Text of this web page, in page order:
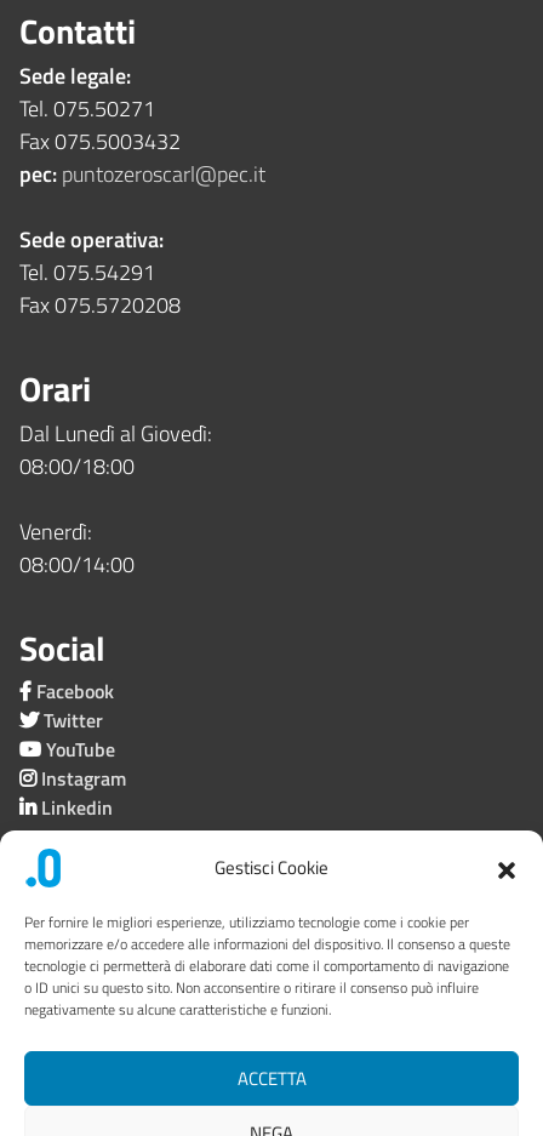
Gestisci Cookie
Per fornire le migliori esperienze, utilizziamo tecnologie come i cookie per
memorizzare e/o accedere alle informazioni del dispositivo. Il consenso a queste
tecnologie ci permetterà di elaborare dati come il comportamento di navigazione
o ID unici su questo sito. Non acconsentire o ritirare il consenso può influire
negativamente su alcune caratteristiche e funzioni.
ACCETTA
Contatti
Sede legale:
Tel. 075.50271
Fax 075.5003432
pec:puntozeroscarl@pec.it
Sede operativa:
Tel. 075.54291
Fax 075.5720208
Orari
Dal Lunedì al Giovedì:
08:00/18:00
Venerdì:
08:00/14:00
Social
Facebook
Twitter
YouTube
Instagram
Linkedin
Società trasparente
Privacy
Link utili
Mappa del sito
Area riservata